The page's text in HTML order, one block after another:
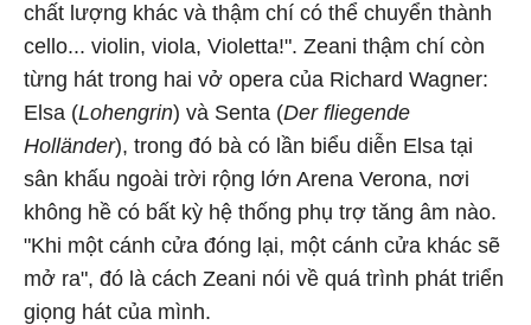
chất lượng khác và thậm chí có thể chuyển thành
cello... violin, viola, Violetta!". Zeani thậm chí còn
từng hát trong hai vở opera của Richard Wagner:
Elsa (Lohengrin) và Senta (Der fliegende
Holländer), trong đó bà có lần biểu diễn Elsa tại
sân khấu ngoài trời rộng lớn Arena Verona, nơi
không hề có bất kỳ hệ thống phụ trợ tăng âm nào.
"Khi một cánh cửa đóng lại, một cánh cửa khác sẽ
mở ra", đó là cách Zeani nói về quá trình phát triển
giọng hát của mình.